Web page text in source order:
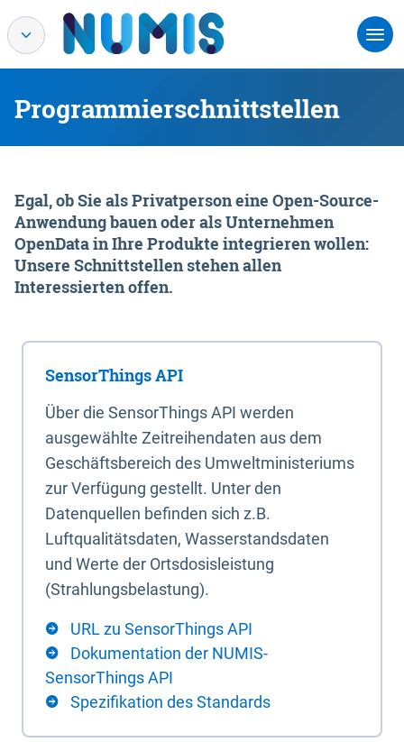
Programmierschnittstellen
Egal, ob Sie als Privatperson eine Open-Source-
Anwendung bauen oder als Unternehmen
OpenData in Ihre Produkte integrieren wollen:
Unsere Schnittstellen stehen allen
Interessierten offen.
SensorThings API
Über die SensorThings API werden
ausgewählte Zeitreihendaten aus dem
Geschäftsbereich des Umweltministeriums
zur Verfügung gestellt. Unter den
Datenquellen befinden sich z.B.
Luftqualitätsdaten, Wasserstandsdaten
und Werte der Ortsdosisleistung
(Strahlungsbelastung).
URL zu SensorThings API
Dokumentation der NUMIS-
SensorThings API
Spezifikation des Standards